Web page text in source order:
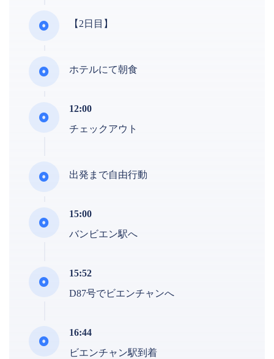
【2日目】
ホテルにて朝食
12:00
チェックアウト
出発まで自由行動
15:00
バンビエン駅へ
15:52
D87号でビエンチャンへ
16:44
ビエンチャン駅到着